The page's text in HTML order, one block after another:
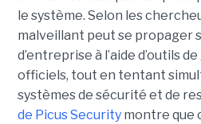
le système. Selon les
malveillant peut se propager
d’entreprise à l’aide d’outils
officiels, tout en tentant
systèmes de sécurité et de
de Picus Securitymontre que